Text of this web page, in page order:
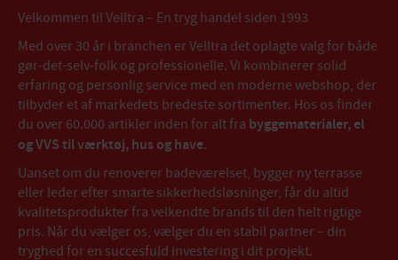
Velkommen til Velltra – En tryg handel siden 1993
Med over 30 år i branchen er Velltra det oplagte valg for både
gør-det-selv-folk og professionelle. Vi kombinerer solid
erfaring og personlig service med en moderne webshop, der
tilbyder et af markedets bredeste sortimenter. Hos os finder
du over 60.000 artikler inden for alt fra byggematerialer, el
og VVS til værktøj, hus og have.
Uanset om du renoverer badeværelset, bygger ny terrasse
eller leder efter smarte sikkerhedsløsninger, får du altid
kvalitetsprodukter fra velkendte brands til den helt rigtige
pris. Når du vælger os, vælger du en stabil partner – din
tryghed for en succesfuld investering i dit projekt.